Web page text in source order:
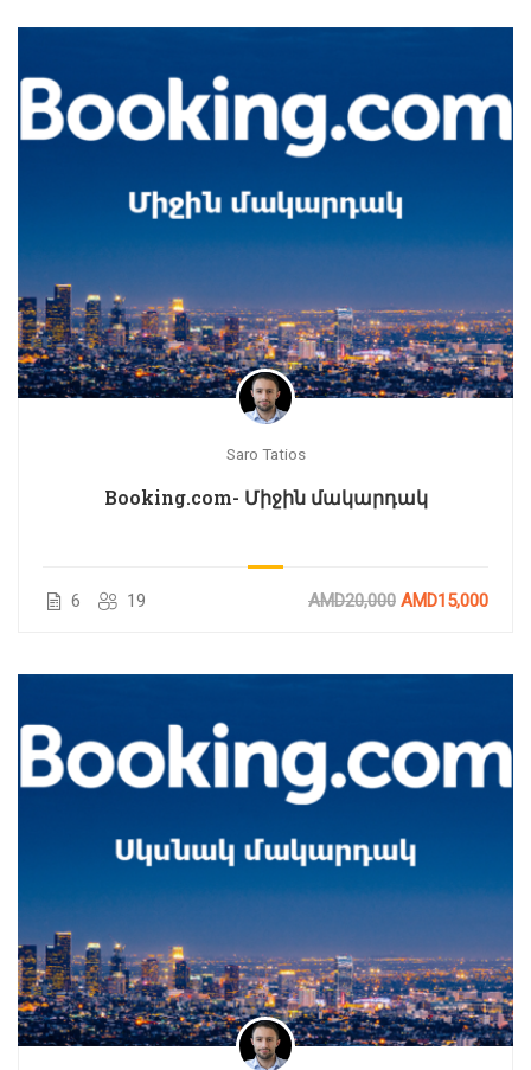
Saro Tatios
Booking.com- Միջին մակարդակ
6 19 AMD20,000 AMD15,000